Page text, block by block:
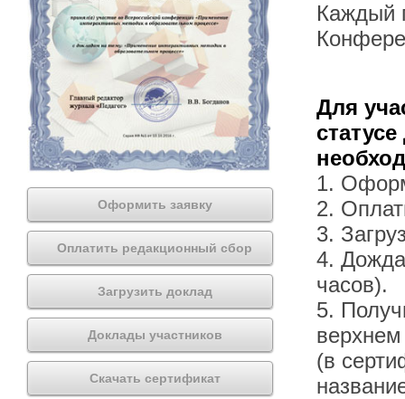
Оформить заявку
Оплатить редакционный сбор
Загрузить доклад
Доклады участников
Скачать сертификат
Каждый
Для
1.
2.
3.
4.
часов).
5.
(в